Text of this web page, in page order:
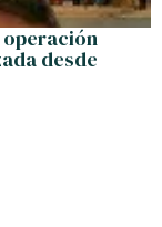
desde